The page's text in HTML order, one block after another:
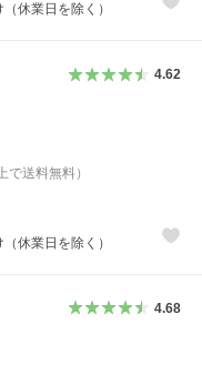
休業日を除く）
4.62
で送料無料）
休業日を除く）
4.68